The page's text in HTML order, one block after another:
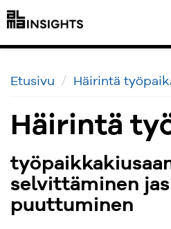
Etusivu Häirintä
Häirintä
selvittäminen
puuttuminen